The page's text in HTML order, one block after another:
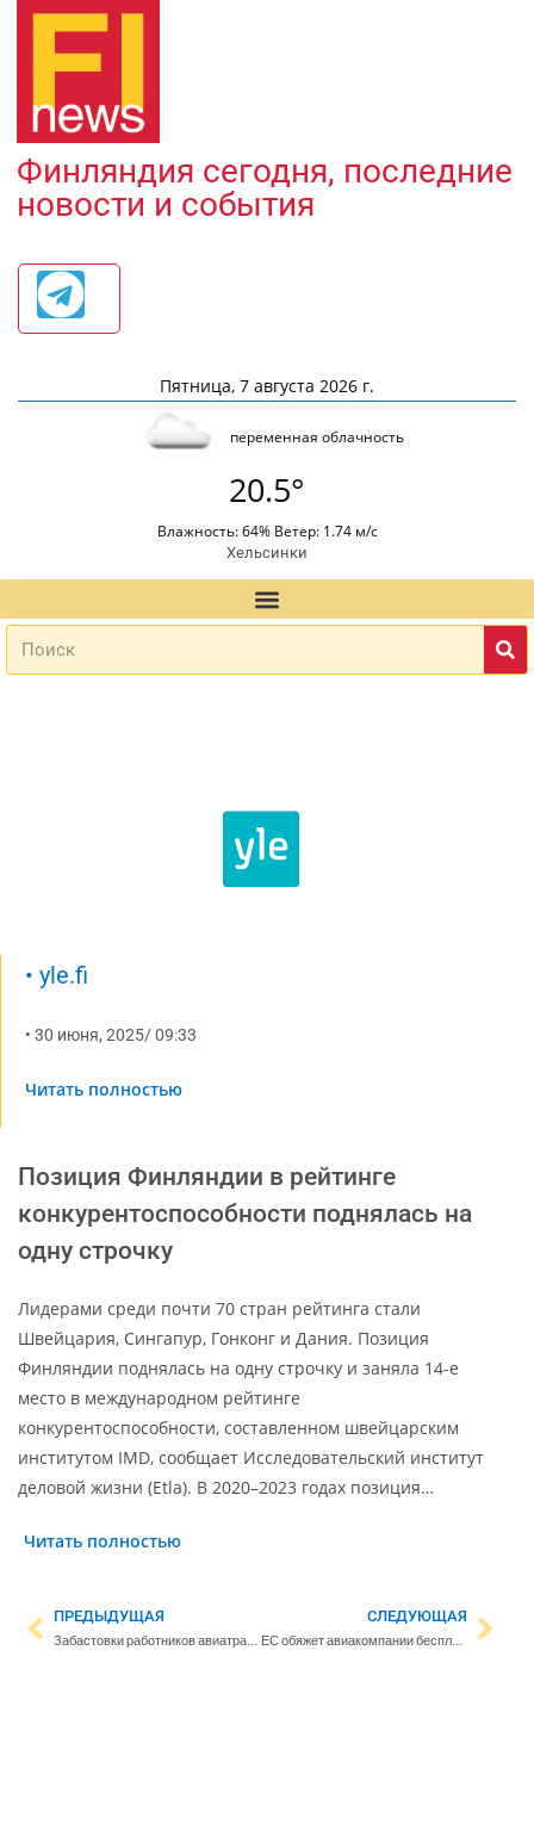
Финляндия сегодня, последние
новости и события
Пятница, 7 августа 2026 г.
переменная облачность
20.5°
Влажность: 64% Ветер: 1.74 м/с
Хельсинки
• yle.fi
• 30 июня, 2025/09:33
Читать полностью
Позиция Финляндии в рейтинге
конкурентоспособности поднялась на
одну строчку
Лидерами среди почти 70 стран рейтинга стали
Швейцария, Сингапур, Гонконг и Дания. Позиция
Финляндии поднялась на одну строчку и заняла 14-е
место в международном рейтинге
конкурентоспособности, составленном швейцарским
институтом IMD, сообщает Исследовательский институт
деловой жизни (Etla). В 2020–2023 годах позиция…
Читать полностью
ПРЕДЫДУЩАЯ
Забастовки работников авиатранспортной сферы продолжаются: переговоры не принесли результата
СЛЕДУЮЩАЯ
ЕС обяжет авиакомпании бесплатно принимать ручную кладь